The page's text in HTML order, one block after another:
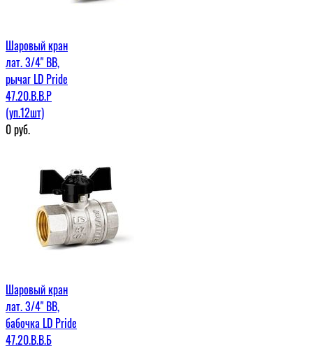
Шаровый кран
лат. 3/4" ВВ,
рычаг LD Pride
47.20.В.В.Р
(уп.12шт)
0руб.
Шаровый кран
лат. 3/4" ВВ,
бабочка LD Pride
47.20.В.В.Б